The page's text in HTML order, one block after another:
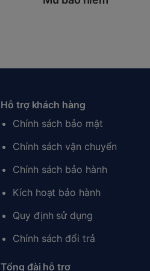
Hỗ trợ khách hàng
Chính sách bảo mật
Chính sách vận chuyển
Chính sách bảo hành
Kích hoạt bảo hành
Quy định sử dụng
Chính sách đổi trả
Tổng đài hỗ trợ